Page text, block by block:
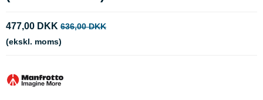
477,00 DKK 636,00 DKK
(ekskl. moms)